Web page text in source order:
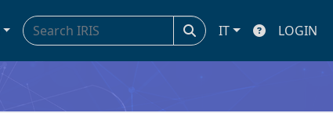
IT LOGIN